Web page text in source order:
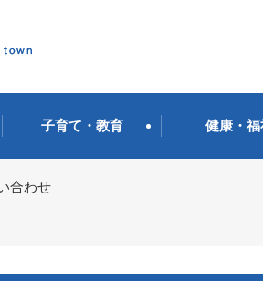
子育て・教育 健康・福
合わせ